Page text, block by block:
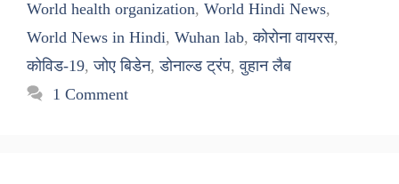
World health organization, World Hindi News,
World News in Hindi, Wuhan lab,कोरोना वायरस,
कोविड-19,जोए बिडेन,डोनाल्ड ट्रंप,वुहान लैब
1 Comment